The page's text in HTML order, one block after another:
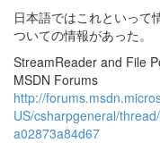
日本語ではこれといって
ついての情報があった。
StreamReader and File
MSDN Forums
http://
US/csharpgeneral/
a02873a84d67